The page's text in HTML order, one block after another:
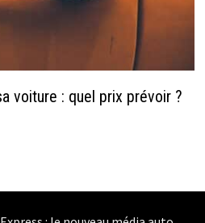
voiture : quel prix prévoir ?